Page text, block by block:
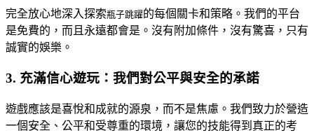
完全放心地深入探索瓶子跳躍的每個關卡和策略。我們的平台
是免費的，而且永遠都會是。沒有附加條件，沒有驚喜，只有
誠實的娛樂。
3. 充滿信心遊玩：我們對公平與安全的承諾
遊戲應該是喜悅和成就的源泉，而不是焦慮。我們致力於營造
一個安全、公平和受尊重的環境，讓您的技能得到真正的考